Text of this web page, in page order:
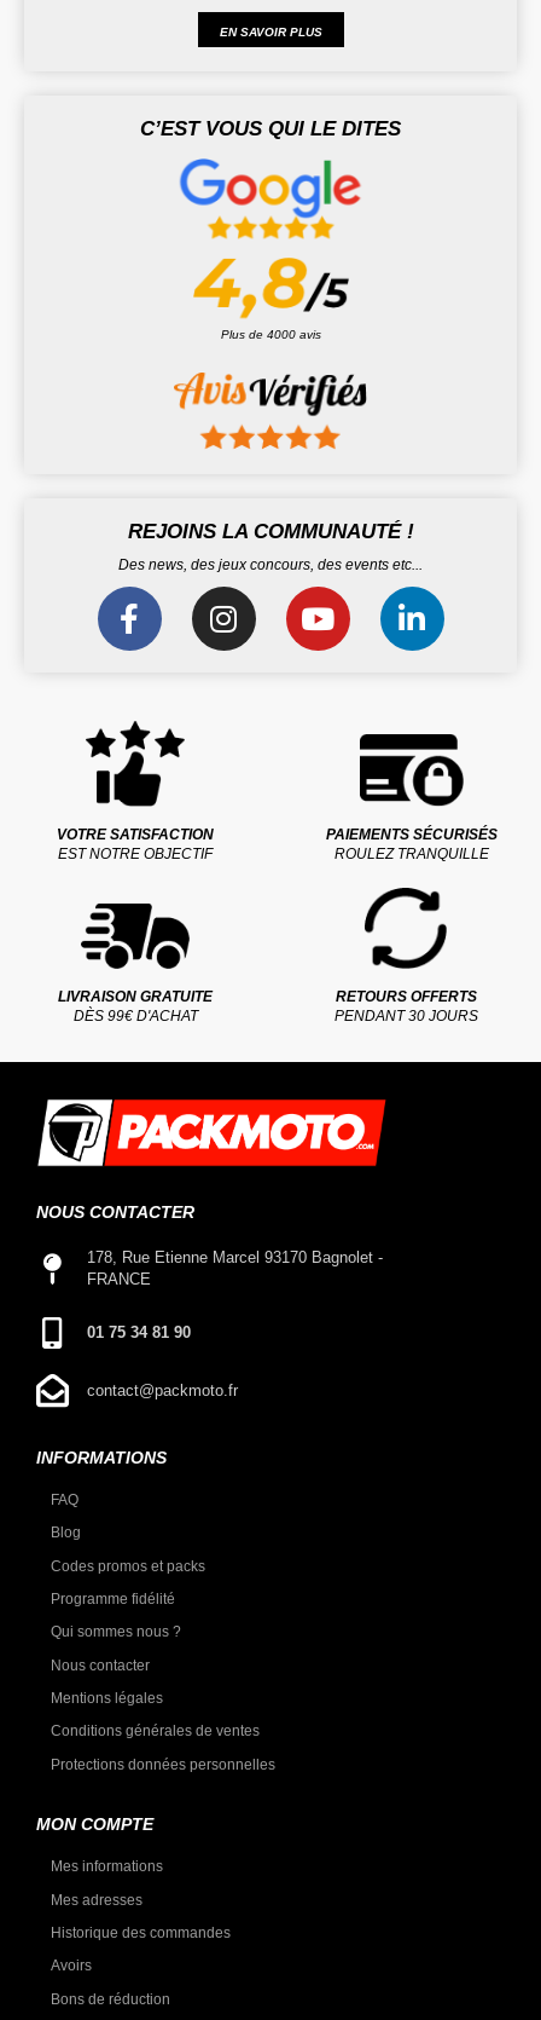
EN SAVOIR PLUS
C’EST VOUS QUI LE DITES
Plus de 4000 avis
REJOINS LA COMMUNAUTÉ !
Des news, des jeux concours, des events etc...
VOTRE SATISFACTION
EST NOTRE OBJECTIF
PAIEMENTS SÉCURISÉS
ROULEZ TRANQUILLE
LIVRAISON GRATUITE
DÈS 99€ D'ACHAT
RETOURS OFFERTS
PENDANT 30 JOURS
NOUS CONTACTER
178, Rue Etienne Marcel 93170 Bagnolet -
FRANCE
01 75 34 81 90
contact@packmoto.fr
INFORMATIONS
FAQ
Blog
Codes promos et packs
Programme fidélité
Qui sommes nous ?
Nous contacter
Mentions légales
Conditions générales de ventes
Protections données personnelles
MON COMPTE
Mes informations
Mes adresses
Historique des commandes
Avoirs
Bons de réduction